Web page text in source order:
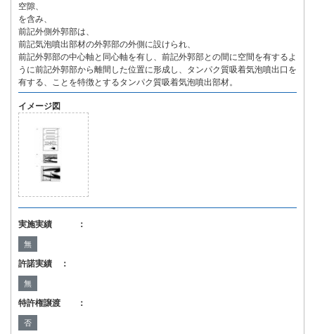
空隙、
を含み、
前記外側外郭部は、
前記気泡噴出部材の外郭部の外側に設けられ、
前記外郭部の中心軸と同心軸を有し、前記外郭部との間に空間を有するよ
うに前記外郭部から離間した位置に形成し、タンパク質吸着気泡噴出口を
有する、ことを特徴とするタンパク質吸着気泡噴出部材。
イメージ図
実施実績 ：
無
許諾実績 ：
無
特許権譲渡 ：
否